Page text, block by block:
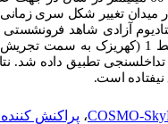
میدان تغییر شکل سری
آزادی شاهد فرونشستی
سنجی تطبیق داده شد.
است.
، پراکنش